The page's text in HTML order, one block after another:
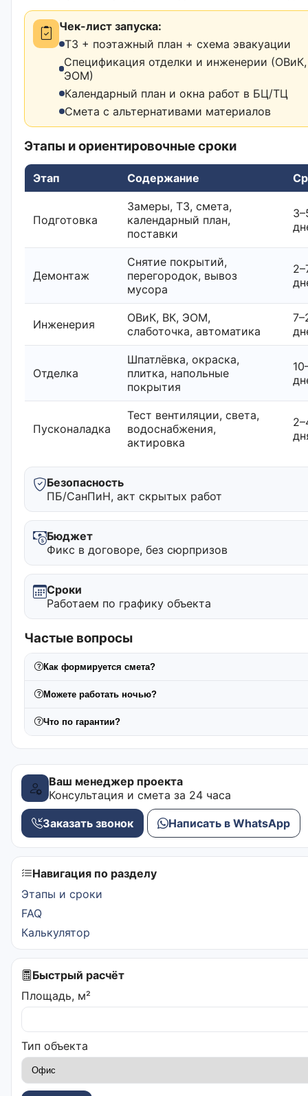
Чек-лист запуска:
ТЗ + поэтажный план + схема эвакуации
Спецификация отделки и инженерии
ЭОМ)
Календарный план и окна работ в БЦ/ТЦ
Смета с альтернативами материалов
Этапы и ориентировочные сроки
Этап Содержание
Подготовка
Замеры, ТЗ, смета,
календарный план,
поставки
Демонтаж
Снятие покрытий,
перегородок, вывоз
мусора
Инженерия
ОВиК, ВК, ЭОМ,
слаботочка, автоматика
Отделка
Шпатлёвка, окраска,
плитка, напольные
покрытия
Пусконаладка
Тест вентиляции, света,
водоснабжения,
актировка
Безопасность
ПБ/СанПиН, акт скрытых работ
Бюджет
Фикс в договоре, без сюрпризов
Сроки
Работаем по графику объекта
Частые вопросы
Как формируется смета?
Можете работать ночью?
Что по гарантии?
Ваш менеджер проекта
Консультация и смета за 24 часа
Заказать звонок Написать в WhatsApp
Навигация по разделу
Этапы и сроки
FAQ
Калькулятор
Быстрый расчёт
Площадь, м²
Тип объекта